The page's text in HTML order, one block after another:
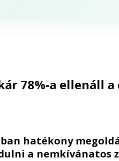
78%-a ellenáll
hatékony
a nemkívánatos